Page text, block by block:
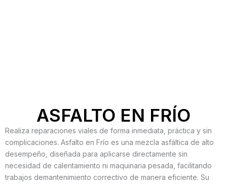
ASFALTO EN FRÍO
Realiza reparaciones viales de forma inmediata, práctica y sin
complicaciones. Asfalto en Frío es una mezcla asfáltica de alto
desempeño, diseñada para aplicarse directamente sin
necesidad de calentamiento ni maquinaria pesada, facilitando
trabajos demantenimiento correctivo de manera eficiente. Su